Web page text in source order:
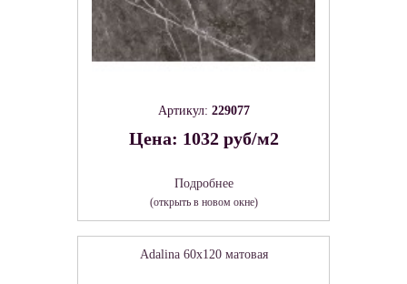
Артикул: 229077
Цена: 1032 руб/м2
Подробнее
(открыть в новом окне)
Adalina 60х120 матовая